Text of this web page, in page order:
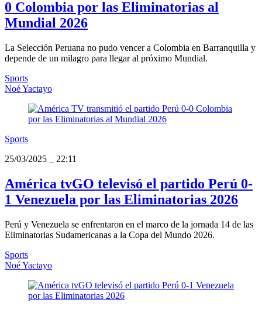
0 Colombia por las Eliminatorias al
Mundial 2026
La Selección Peruana no pudo vencer a Colombia en Barranquilla y
depende de un milagro para llegar al próximo Mundial.
Sports
Noé Yactayo
Sports
25/03/2025
22:11
América tvGO televisó el partido Perú 0-
1 Venezuela por las Eliminatorias 2026
Perú y Venezuela se enfrentaron en el marco de la jornada 14 de las
Eliminatorias Sudamericanas a la Copa del Mundo 2026.
Sports
Noé Yactayo